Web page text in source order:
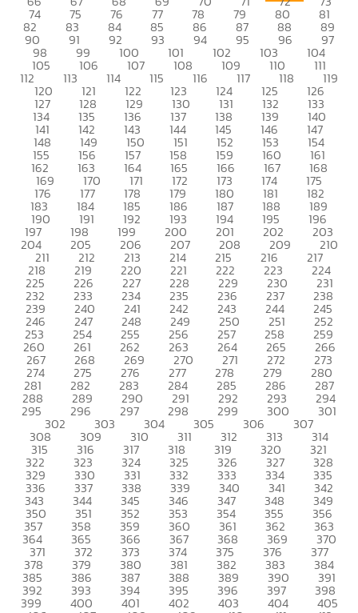
74 75 76 77 78 79 80 81
82 83 84 85 86 87 88 89
90 91 92 93 94 95 96 97
98 99 100 101 102 103 104
105 106 107 108 109 110 111
112 113 114 115 116 117 118 119
120 121 122 123 124 125 126
127 128 129 130 131 132 133
134 135 136 137 138 139 140
141 142 143 144 145 146 147
148 149 150 151 152 153 154
155 156 157 158 159 160 161
162 163 164 165 166 167 168
169 170 171 172 173 174 175
176 177 178 179 180 181 182
183 184 185 186 187 188 189
190 191 192 193 194 195 196
197 198 199 200 201 202 203
204 205 206 207 208 209 210
211 212 213 214 215 216 217
218 219 220 221 222 223 224
225 226 227 228 229 230 231
232 233 234 235 236 237 238
239 240 241 242 243 244 245
246 247 248 249 250 251 252
253 254 255 256 257 258 259
260 261 262 263 264 265 266
267 268 269 270 271 272 273
274 275 276 277 278 279 280
281 282 283 284 285 286 287
288 289 290 291 292 293 294
295 296 297 298 299 300 301
302 303 304 305 306 307
308 309 310 311 312 313 314
315 316 317 318 319 320 321
322 323 324 325 326 327 328
329 330 331 332 333 334 335
336 337 338 339 340 341 342
343 344 345 346 347 348 349
350 351 352 353 354 355 356
357 358 359 360 361 362 363
364 365 366 367 368 369 370
371 372 373 374 375 376 377
378 379 380 381 382 383 384
385 386 387 388 389 390 391
392 393 394 395 396 397 398
399 400 401 402 403 404 405